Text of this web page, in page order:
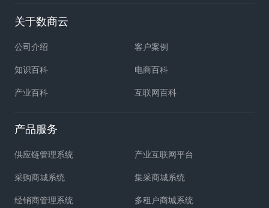
关于数商云
公司介绍 客户案例
知识百科 电商百科
产业百科 互联网百科
产品服务
供应链管理系统 产业互联网平台
采购商城系统 集采商城系统
经销商管理系统 多租户商城系统